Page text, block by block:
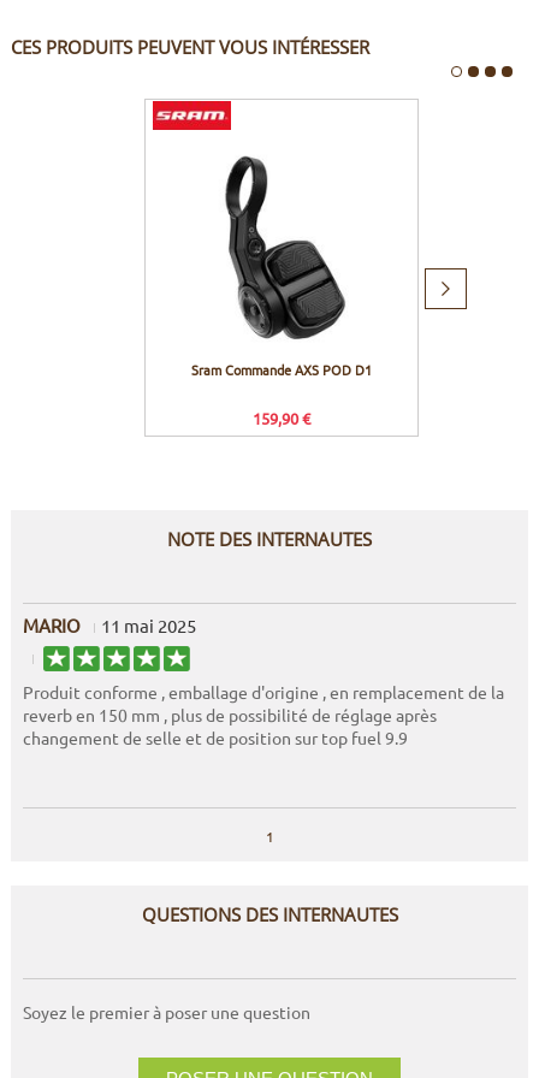
CES PRODUITS PEUVENT VOUS INTÉRESSER
Sram Commande AXS POD D1
159,90 €
Produit
NOTE DES INTERNAUTES
MARIO 11 mai 2025
Produit conforme , emballage d'origine , en remplacement de la
reverb en 150 mm , plus de possibilité de réglage après
changement de selle et de position sur top fuel 9.9
1
QUESTIONS DES INTERNAUTES
Soyez le premier à poser une question